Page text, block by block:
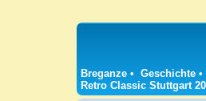
Breganze • Geschichte •
Retro Classic Stuttgart